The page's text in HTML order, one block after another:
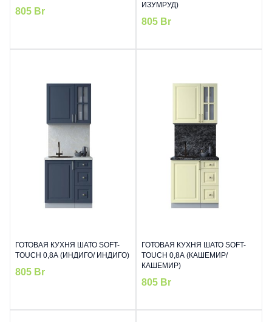
805 Br
ИЗУМРУД)
805 Br
ГОТОВАЯ КУХНЯ ШАТО SOFT-
TOUCH 0,8А (ИНДИГО/ ИНДИГО)
805 Br
ГОТОВАЯ КУХНЯ ШАТО SOFT-
TOUCH 0,8А (КАШЕМИР/
КАШЕМИР)
805 Br